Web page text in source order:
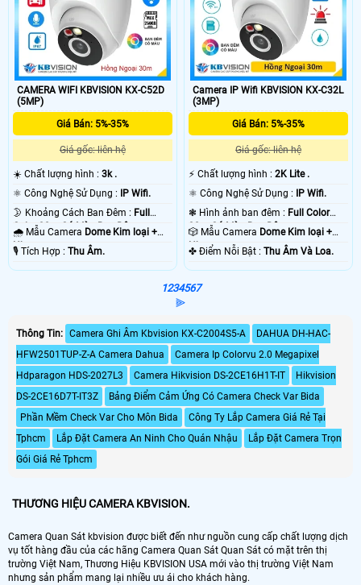
CAMERA WIFI KBVISION KX-C52D
(5MP)
Giá Bán: 5%-35%
Giá gốc: liên hệ
☀️ Chất lượng hình : 3k .
⚛️ Công Nghệ Sử Dụng : IP Wifi.
🌛 Khoảng Cách Ban Đêm : Full
Color 30m Có Màu Ban Ðêm.
🌧️ Mẫu Camera Dome Kim loại +
Nhựa.
️🎙 Tích Hợp : Thu Âm.
Camera IP Wifi KBVISION KX-C32L
(3MP)
Giá Bán: 5%-35%
Giá gốc: liên hệ
️⚡ Chất lượng hình :2K Lite .
⚛️ Công Nghệ Sử Dụng : IP Wifi.
❃ Hình ảnh ban đêm : Full Color
30m Có Màu Ban Ðêm.
🎲 Mẫu Camera Dome Kim loại +
Nhựa.
️✤ Điểm Nỗi Bật :Thu Âm Và Loa.
1234567
⫸
Thông Tin: Camera Ghi Âm Kbvision KX-C2004S5-A
DAHUA DH-HAC-
HFW2501TUP-Z-A Camera Dahua
Camera Ip Colorvu 2.0 Megapixel
Hdparagon HDS-2027L3
Camera Hikvision DS-2CE16H1T-IT
Hikvision
DS-2CE16D7T-IT3Z
Bảng Điểm Cảm Ứng Có Camera Check Var Bida
Phần Mềm Check Var Cho Môn Bida
Công Ty Lắp Camera Giá Rẻ Tại
Tphcm
Lắp Đặt Camera An Ninh Cho Quán Nhậu
Lắp Đặt Camera Trọn
Gói Giá Rẻ Tphcm
THƯƠNG HIỆU CAMERA KBVISION.
Camera Quan Sát kbvision được biết đến như nguồn cung cấp chất lượng dịch
vụ tốt hàng đầu của các hãng Camera Quan Sát Quan Sát có mặt trên thị
trường Việt Nam, Thương Hiệu KBVISION USA mới vào thị trường Việt Nam
nhưng sản phẩm mang lại nhiều ưu ái cho khách hàng.